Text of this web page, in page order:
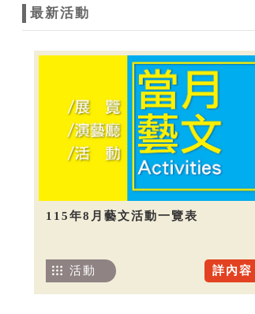
最新活動
115年8月藝文活動一覽表
詳內容
活動